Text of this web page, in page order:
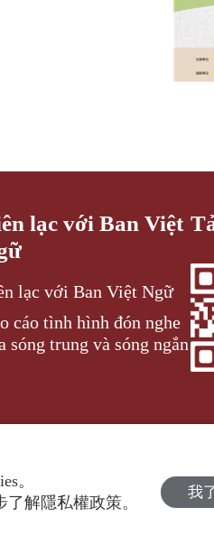
lạc với Ban Việt
lạc với Ban Việt Ngữ
cáo tình hình đón nghe
sóng trung và sóng ngắn
。
解隱私權政策。
我